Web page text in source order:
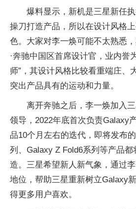
爆料显示，新机是三星新任
操刀打造产品，所以在设计风格
色。大家对李一焕可能不太熟悉
·奔驰中国区首席设计官，业内誉
师”，其设计风格比较看重端庄、
突出产品具有的运动和力量。
离开奔驰之后，李一焕加入
领导，2022年底首次负责Galaxy
品10个月左右的迭代，即将发布
列、Galaxy Z Fold6系列等产品
造。三星希望新人新气象，通过
地位，帮助三星重新树立Galaxy
得更多用户喜欢。